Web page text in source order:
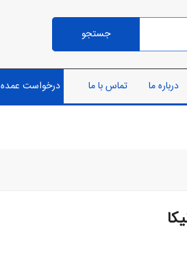
جستجو
درباره ما تماس با ما درخواست عمده